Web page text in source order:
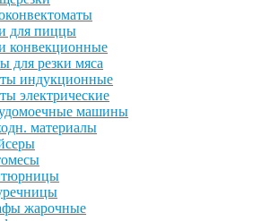
для пиццы
конвекционные
для резки мяса
индукционные
электрические
машины
материалы
жарочные